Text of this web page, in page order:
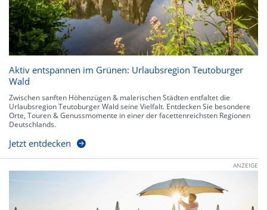
Aktiv entspannen im Grünen: Urlaubsregion Teutoburger
Wald
Zwischen sanften Höhenzügen & malerischen Städten entfaltet die
Urlaubsregion Teutoburger Wald seine Vielfalt. Entdecken Sie besondere
Orte, Touren & Genussmomente in einer der facettenreichsten Regionen
Deutschlands.
Jetzt entdecken
ANZEIGE